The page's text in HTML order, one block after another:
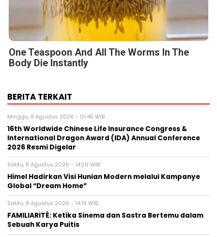
One Teaspoon And All The Worms In The
Body Die Instantly
BERITA TERKAIT
Minggu, 9 Agustus 2026 - 01:45 WIB
16th Worldwide Chinese Life Insurance Congress &
International Dragon Award (IDA) Annual Conference
2026 Resmi Digelar
Sabtu, 8 Agustus 2026 - 14:26 WIB
Himel Hadirkan Visi Hunian Modern melalui Kampanye
Global “Dream Home”
Sabtu, 8 Agustus 2026 - 14:19 WIB
FAMILIARITÉ: Ketika Sinema dan Sastra Bertemu dalam
Sebuah Karya Puitis